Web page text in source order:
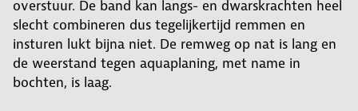
overstuur. De band kan langs- en dwarskrachten heel
slecht combineren dus tegelijkertijd remmen en
insturen lukt bijna niet. De remweg op nat is lang en
de weerstand tegen aquaplaning, met name in
bochten, is laag.